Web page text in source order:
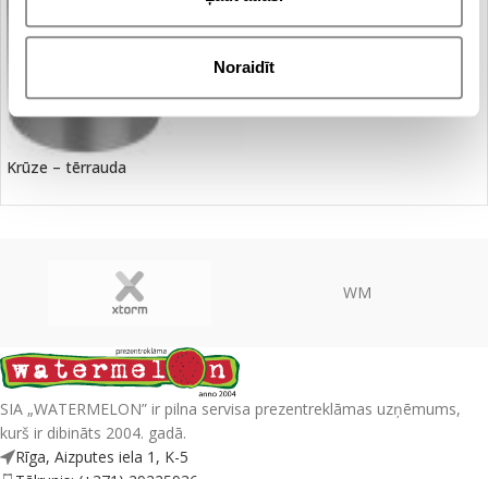
Noraidīt
Krūze – tērrauda
WM
SIA „WATERMELON” ir pilna servisa prezentreklāmas uzņēmums,
kurš ir dibināts 2004. gadā.
Rīga, Aizputes iela 1, K-5